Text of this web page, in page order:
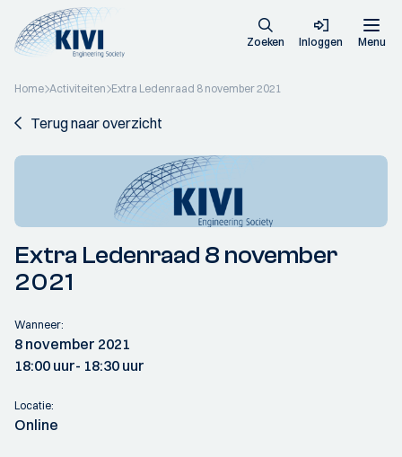
Zoeken Inloggen Menu
Home Activiteiten Extra Ledenraad 8 november 2021
Terug naar overzicht
Extra Ledenraad 8 november
2021
Wanneer:
8 november 2021
18:00 uur- 18:30 uur
Locatie:
Online